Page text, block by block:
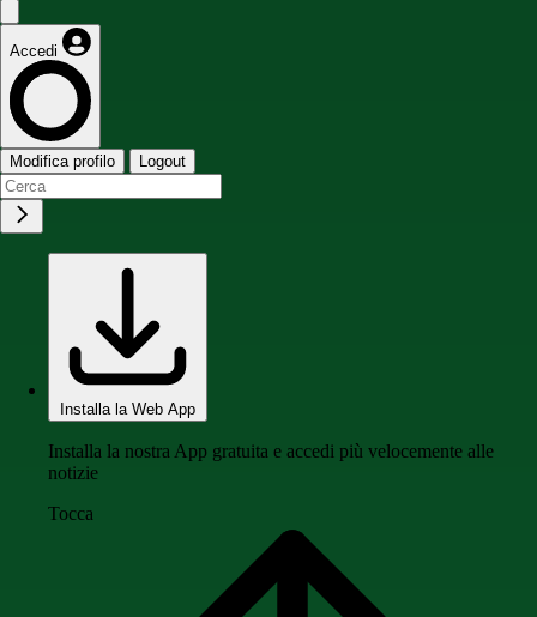
Accedi
Modifica profilo Logout
Installa la Web App
Installa la nostra App gratuita e accedi più velocemente alle
notizie
Tocca